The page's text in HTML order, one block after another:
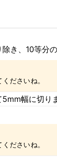
き、10等分
ださいね。
幅に切り
ださいね。